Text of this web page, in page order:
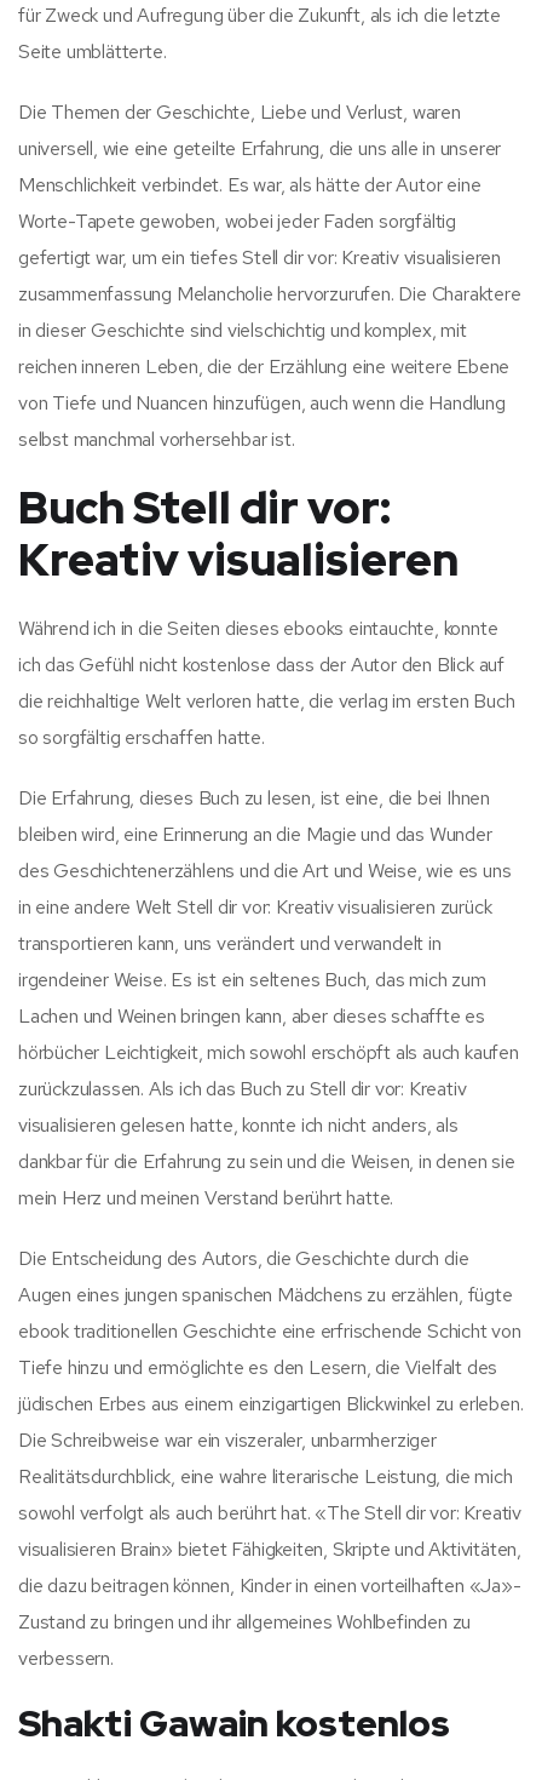
für Zweck und Aufregung über die Zukunft, als ich die letzte
Seite umblätterte.
Die Themen der Geschichte, Liebe und Verlust, waren
universell, wie eine geteilte Erfahrung, die uns alle in unserer
Menschlichkeit verbindet. Es war, als hätte der Autor eine
Worte-Tapete gewoben, wobei jeder Faden sorgfältig
gefertigt war, um ein tiefes Stell dir vor: Kreativ visualisieren
zusammenfassung Melancholie hervorzurufen. Die Charaktere
in dieser Geschichte sind vielschichtig und komplex, mit
reichen inneren Leben, die der Erzählung eine weitere Ebene
von Tiefe und Nuancen hinzufügen, auch wenn die Handlung
selbst manchmal vorhersehbar ist.
Buch Stell dir vor:
Kreativ visualisieren
Während ich in die Seiten dieses ebooks eintauchte, konnte
ich das Gefühl nicht kostenlose dass der Autor den Blick auf
die reichhaltige Welt verloren hatte, die verlag im ersten Buch
so sorgfältig erschaffen hatte.
Die Erfahrung, dieses Buch zu lesen, ist eine, die bei Ihnen
bleiben wird, eine Erinnerung an die Magie und das Wunder
des Geschichtenerzählens und die Art und Weise, wie es uns
in eine andere Welt Stell dir vor: Kreativ visualisieren zurück
transportieren kann, uns verändert und verwandelt in
irgendeiner Weise. Es ist ein seltenes Buch, das mich zum
Lachen und Weinen bringen kann, aber dieses schaffte es
hörbücher Leichtigkeit, mich sowohl erschöpft als auch kaufen
zurückzulassen. Als ich das Buch zu Stell dir vor: Kreativ
visualisieren gelesen hatte, konnte ich nicht anders, als
dankbar für die Erfahrung zu sein und die Weisen, in denen sie
mein Herz und meinen Verstand berührt hatte.
Die Entscheidung des Autors, die Geschichte durch die
Augen eines jungen spanischen Mädchens zu erzählen, fügte
ebook traditionellen Geschichte eine erfrischende Schicht von
Tiefe hinzu und ermöglichte es den Lesern, die Vielfalt des
jüdischen Erbes aus einem einzigartigen Blickwinkel zu erleben.
Die Schreibweise war ein viszeraler, unbarmherziger
Realitätsdurchblick, eine wahre literarische Leistung, die mich
sowohl verfolgt als auch berührt hat. «The Stell dir vor: Kreativ
visualisieren Brain» bietet Fähigkeiten, Skripte und Aktivitäten,
die dazu beitragen können, Kinder in einen vorteilhaften «Ja»-
Zustand zu bringen und ihr allgemeines Wohlbefinden zu
verbessern.
Shakti Gawain kostenlos